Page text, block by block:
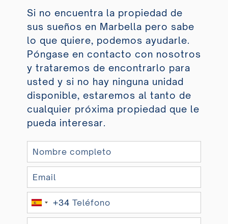
Si no encuentra la propiedad de
sus sueños en Marbella pero sabe
lo que quiere, podemos ayudarle.
Póngase en contacto con nosotros
y trataremos de encontrarlo para
usted y si no hay ninguna unidad
disponible, estaremos al tanto de
cualquier próxima propiedad que le
pueda interesar.
S
p
+34